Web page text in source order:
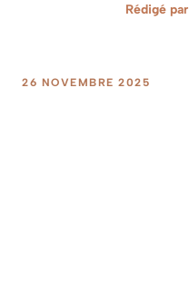
Rédigé par
26 NOVEMBRE 2025